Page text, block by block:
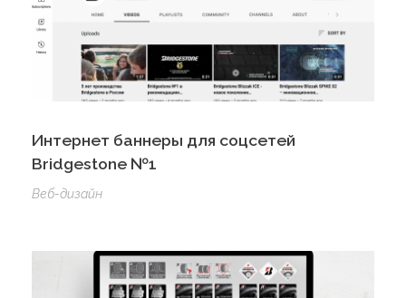
Интернет баннеры для соцсетей
Bridgestone №1
Веб-дизайн